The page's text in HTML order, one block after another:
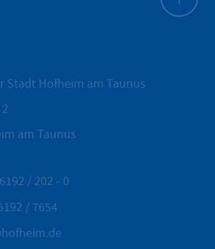
Stadt Hofheim am Taunus
am Taunus
/ 202 - 0
/ 7654